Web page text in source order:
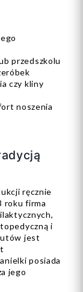
przedszkolu
czy kliny
noszenia
ręcznie
roku firma
i
jest
posiada
jego